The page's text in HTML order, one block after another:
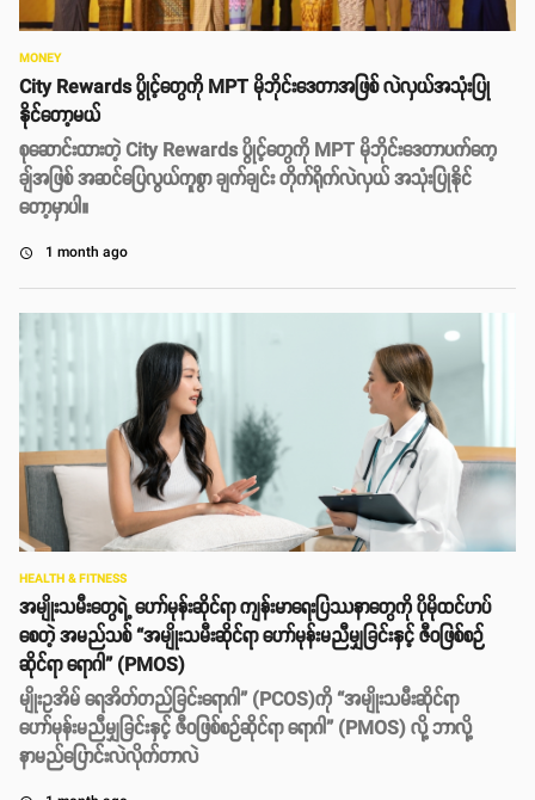
MONEY
City Rewards ပွိုင့်တွေကို MPT မိုဘိုင်းဒေတာအဖြစ် လဲလှယ်အသုံးပြု
နိုင်တော့မယ်
စုဆောင်းထားတဲ့ City Rewards ပွိုင့်တွေကို MPT မိုဘိုင်းဒေတာပက်ကေ့
ချ်အဖြစ် အဆင်ပြေလွယ်ကူစွာ ချက်ချင်း တိုက်ရိုက်လဲလှယ် အသုံးပြုနိုင်
တော့မှာပါ။
access_time 1 month ago
HEALTH & FITNESS
အမျိုးသမီးတွေရဲ့ ဟော်မုန်းဆိုင်ရာ ကျန်းမာရေးပြဿနာတွေကို ပိုမိုထင်ဟပ်
စေတဲ့ အမည်သစ် “အမျိုးသမီးဆိုင်ရာ ဟော်မုန်းမညီမျှခြင်းနှင့် ဇီဝဖြစ်စဉ်
ဆိုင်ရာ ရောဂါ” (PMOS)
မျိုးဥအိမ် ရေအိတ်တည်ခြင်းရောဂါ” (PCOS)ကို “အမျိုးသမီးဆိုင်ရာ
ဟော်မုန်းမညီမျှခြင်းနှင့် ဇီဝဖြစ်စဉ်ဆိုင်ရာ ရောဂါ” (PMOS) လို့ ဘာလို့
နာမည်​ပြောင်းလဲလိုက်တာလဲ